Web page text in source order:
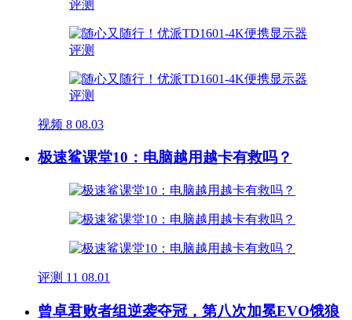
视频 8 08.03
极速鲨课堂10：电脑越用越卡有救吗？
评测 11 08.01
曾卓君败者组逆袭夺冠，第八次加冕EVO饿狼